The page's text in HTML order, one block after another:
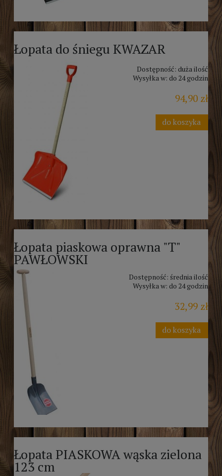
Łopata do śniegu KWAZAR
Dostępność: duża ilość
Wysyłka w: do 24 godzin
94,90 zł
do koszyka
Łopata piaskowa oprawna "T"
PAWŁOWSKI
Dostępność: średnia ilość
Wysyłka w: do 24 godzin
32,99 zł
do koszyka
Łopata PIASKOWA wąska zielona
123 cm